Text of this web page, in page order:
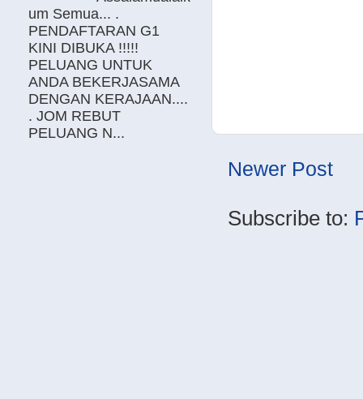
Newer Post
Subscribe to:
um Semua... .
PENDAFTARAN G1
KINI DIBUKA !!!!!
PELUANG UNTUK
ANDA BEKERJASAMA
DENGAN KERAJAAN....
. JOM REBUT
PELUANG N...